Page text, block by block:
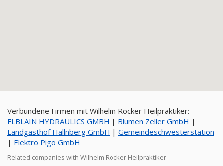
Verbundene Firmen mit Wilhelm Rocker Heilpraktiker:
FLBLAIN HYDRAULICS GMBH | Blumen Zeller GmbH |
Landgasthof Hallnberg GmbH | Gemeindeschwesterstation
| Elektro Pigo GmbH
Related companies with Wilhelm Rocker Heilpraktiker